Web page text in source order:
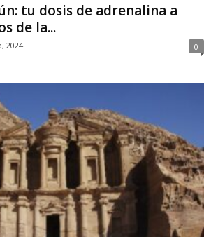
tu dosis de adrenalina a
de la...
2024 0